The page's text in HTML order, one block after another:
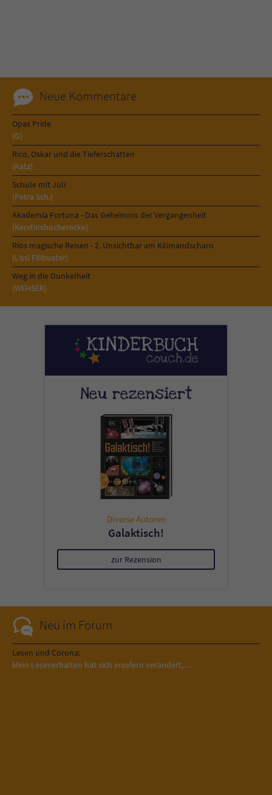
Neue Kommentare
Opas Pride
(G)
Rico, Oskar und die Tieferschatten
(Katz)
Schule mit Juli
(Petra Sch.)
Akademia Fortuna - Das Geheimnis der Vergangenheit
(Kerstinsbücherecke)
Rios magische Reisen - 2. Unsichtbar am Kilimandscharo
(Lissi Filibuster)
Weg in die Dunkelheit
(WEHSER)
Neu rezensiert
Diverse Autoren
Galaktisch!
zur Rezension
Neu im Forum
Lesen und Corona:
Mein Leseverhalten hat sich insofern verändert,…
Zweck Cookie für Kommentare einzelner Buchtitel
Name fe_typo_user
Anbieter
Laufzeit Session
Zweck
Dieses Cookie gewährleistet die
Kommunikation der Webseite mit dem
Sicherheitscode des Kontaktformulars zu